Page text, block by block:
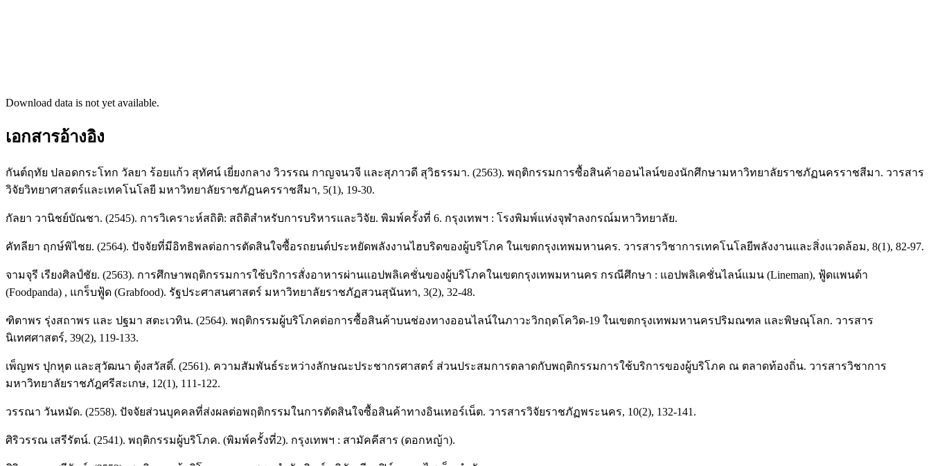
Download data is not yet available.
เอกสารอ้างอิง
กันต์ฤทัย ปลอดกระโทก วัลยา ร้อยแก้ว สุทัศน์ เยี่ยงกลาง วิวรรณ กาญจนวจี และสุภาวดี สุวิธรรมา. (2563). พฤติกรรมการซื้อสินค้าออนไลน์ของนักศึกษามหาวิทยาลัยราชภัฏนครราชสีมา. วารสาร
วิจัยวิทยาศาสตร์และเทคโนโลยี มหาวิทยาลัยราชภัฏนครราชสีมา, 5(1), 19-30.
กัลยา วานิชย์บัณชา. (2545). การวิเคราะห์สถิติ: สถิติสำหรับการบริหารและวิจัย. พิมพ์ครั้งที่ 6. กรุงเทพฯ : โรงพิมพ์แห่งจุฬาลงกรณ์มหาวิทยาลัย.
คัทลียา ฤกษ์พิไชย. (2564). ปัจจัยที่มีอิทธิพลต่อการตัดสินใจซื้อรถยนต์ประหยัดพลังงานไฮบริดของผู้บริโภค ในเขตกรุงเทพมหานคร. วารสารวิชาการเทคโนโลยีพลังงานและสิ่งแวดล้อม, 8(1), 82-97.
จามจุรี เรียงศิลป์ชัย. (2563). การศึกษาพฤติกรรมการใช้บริการสั่งอาหารผ่านแอปพลิเคชั่นของผู้บริโภคในเขตกรุงเทพมหานคร กรณีศึกษา : แอปพลิเคชั่นไลน์แมน (Lineman), ฟู้ดแพนด้า
(Foodpanda) , แกร็บฟู้ด (Grabfood). รัฐประศาสนศาสตร์ มหาวิทยาลัยราชภัฏสวนสุนันทา, 3(2), 32-48.
ฑิตาพร รุ่งสถาพร และ ปฐมา สตะเวทิน. (2564). พฤติกรรมผู้บริโภคต่อการซื้อสินค้าบนช่องทางออนไลน์ในภาวะวิกฤตโควิด-19 ในเขตกรุงเทพมหานครปริมณฑล และพิษณุโลก. วารสาร
นิเทศศาสตร์, 39(2), 119-133.
เพ็ญพร ปุกหุต และสุวัฒนา ตุ้งสวัสดิ์. (2561). ความสัมพันธ์ระหว่างลักษณะประชากรศาสตร์ ส่วนประสมการตลาดกับพฤติกรรมการใช้บริการของผู้บริโภค ณ ตลาดท้องถิ่น. วารสารวิชาการ
มหาวิทยาลัยราชภัฎศรีสะเกษ, 12(1), 111-122.
วรรณา วันหมัด. (2558). ปัจจัยส่วนบุคคลที่ส่งผลต่อพฤติกรรมในการตัดสินใจซื้อสินค้าทางอินเทอร์เน็ต. วารสารวิจัยราชภัฏพระนคร, 10(2), 132-141.
ศิริวรรณ เสรีรัตน์. (2541). พฤติกรรมผู้บริโภค. (พิมพ์ครั้งที่2). กรุงเทพฯ : สามัคคีสาร (ดอกหญ้า).